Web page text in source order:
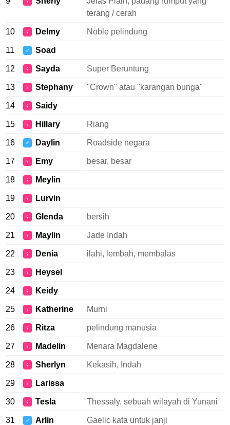
terang / cerah
10 ♀ Delmy Noble pelindung
11 ♂ Soad
12 ♀ Sayda Super Beruntung
13 ♀ Stephany "Crown" atau "karangan bunga"
14 ♀ Saidy
15 ♀ Hillary Riang
16 ♂ Daylin Roadside negara
17 ♀ Emy besar, besar
18 ♀ Meylin
19 ♀ Lurvin
20 ♀ Glenda bersih
21 ♀ Maylin Jade Indah
22 ♀ Denia ilahi, lembah, membalas
23 ♀ Heysel
24 ♀ Keidy
25 ♀ Katherine Murni
26 ♀ Ritza pelindung manusia
27 ♀ Madelin Menara Magdalene
28 ♀ Sherlyn Kekasih, Indah
29 ♀ Larissa
30 ♀ Tesla Thessaly, sebuah wilayah di Yunani
31 ♂ Arlin Gaelic kata untuk janji